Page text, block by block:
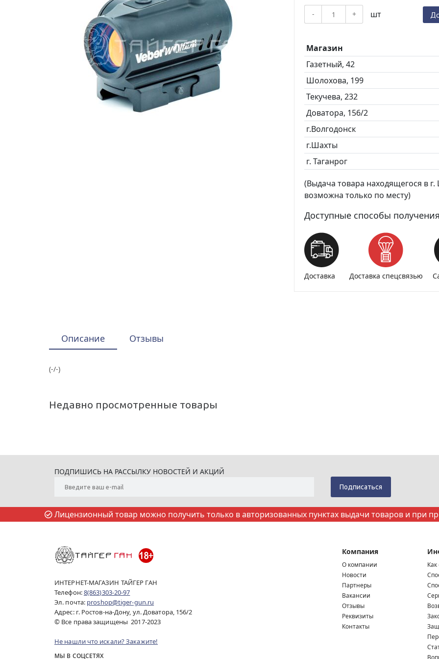
- + шт
Магазин
Газетный, 42
Шолохова, 199
Текучева, 232
Доватора, 156/2
г.Волгодонск
г.Шахты
г. Таганрог
(Выдача товара находящегося в г.
возможна только по месту)
Доступные способы
Доставка Доставка спецсвязью
Описание Отзывы
(-/-)
Недавно просмотренные товары
ПОДПИШИСЬ НА РАССЫЛКУ НОВОСТЕЙ И АКЦИЙ
Лицензионный товар можно получить только в авторизованных пунктах выдачи товаров и при
ИНТЕРНЕТ-МАГАЗИН ТАЙГЕР ГАН
Телефон:8(863)303-20-97
Эл. почта: proshop@tiger-gun.ru
Адрес: г. Ростов-на-Дону, ул. Доватора, 156/2
© Все права защищены 2017-2023
Не нашли что искали? Закажите!
МЫ В СОЦСЕТЯХ
Компания
О компании
Новости
Партнеры
Вакансии
Отзывы
Реквизиты
Контакты